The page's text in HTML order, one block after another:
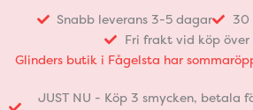
innehåll
Snabb leverans 3-5 dagar
30
Fri frakt vid köp
Glinders butik i Fågelsta har
JUST NU - Köp 3 smycken, betala